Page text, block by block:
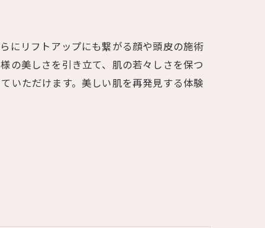
にリフトアップにも繋がる顔や頭皮の施術
の美しさを引き立て、肌の若々しさを保つ
いただけます。美しい肌を再発見する体験